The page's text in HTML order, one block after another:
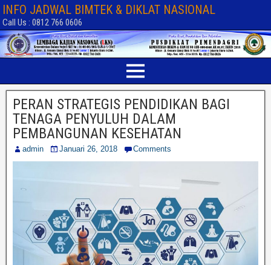
INFO JADWAL BIMTEK & DIKLAT NASIONAL
Call Us : 0812 766 0606
PERAN STRATEGIS PENDIDIKAN BAGI
TENAGA PENYULUH DALAM
PEMBANGUNAN KESEHATAN
admin Januari 26, 2018 Comments